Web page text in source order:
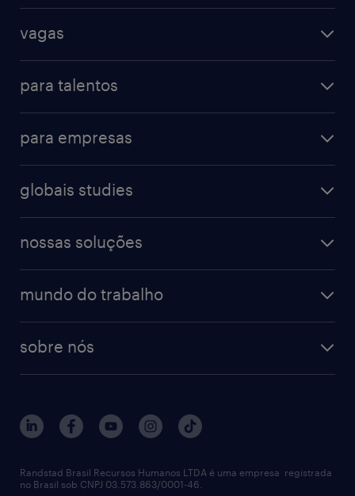
vagas
para talentos
para empresas
globais studies
nossas soluções
mundo do trabalho
sobre nós
Randstad Brasil Recursos Humanos LTDA é uma empresa registrada
no Brasil sob CNPJ 03.573.863/0001-46.